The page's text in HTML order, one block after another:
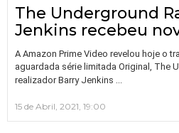
The Underground
Jenkins recebeu
A Amazon Prime Video revelou hoje o
aguardada série limitada Original, The
realizador Barry Jenkins
15 de Abril, 2021, 19:00